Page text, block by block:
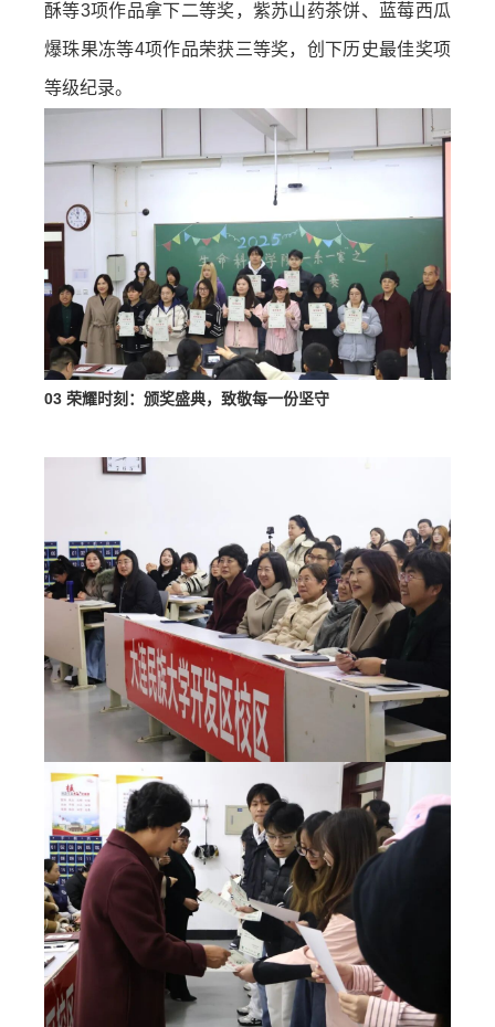
酥等3项作品拿下二等奖，紫苏山药茶饼、蓝莓西瓜
爆珠果冻等4项作品荣获三等奖，创下历史最佳奖项
等级纪录。
03 荣耀时刻：颁奖盛典，致敬每一份坚守